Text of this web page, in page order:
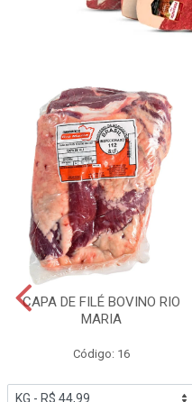
CAPA DE FILÉ BOVINO RIO
MARIA
Código: 16